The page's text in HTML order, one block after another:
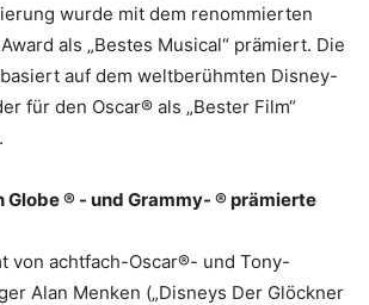
wurde mit dem renommierten
als „Bestes Musical“ prämiert. Die
auf dem weltberühmten Disney-
für den Oscar® als „Bester Film“
Globe ® - und Grammy- ® prämierte
von achtfach-Oscar®- und Tony-
Alan Menken („Disneys Der Glöckner